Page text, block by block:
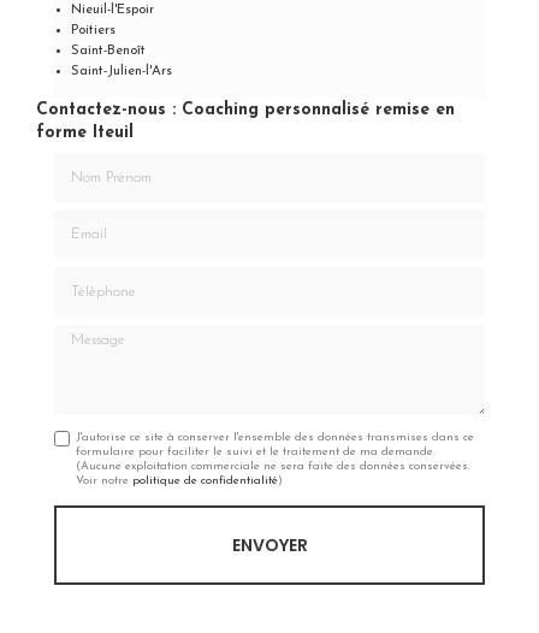
Nieuil-l'Espoir
Poitiers
Saint-Benoît
Saint-Julien-l'Ars
Contactez-nous : Coaching personnalisé remise en
forme Iteuil
Message
J'autorise ce site à conserver l'ensemble des données transmises dans ce
formulaire pour faciliter le suivi et le traitement de ma demande.
(Aucune exploitation commerciale ne sera faite des données conservées.
Voir notre politique de confidentialité)